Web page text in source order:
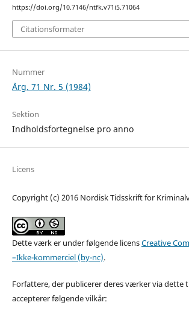
https://doi.org/10.7146/ntfk.v71i5.71064
Citationsformater
Nummer
Årg. 71 Nr. 5 (1984)
Sektion
Indholdsfortegnelse pro anno
Licens
Copyright (c) 2016 Nordisk Tidsskrift for
Dette værk er under følgende licensCreative
–Ikke-kommerciel (by-nc).
Forfattere, der publicerer deres værker via dette
accepterer følgende vilkår: